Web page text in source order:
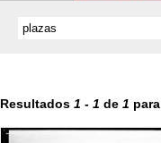
Resultados 1 - 1 de 1 para